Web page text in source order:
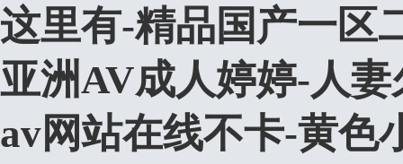
这里有-精品国产一区
亚洲AV成人婷婷-人
av网站在线不卡-黄色